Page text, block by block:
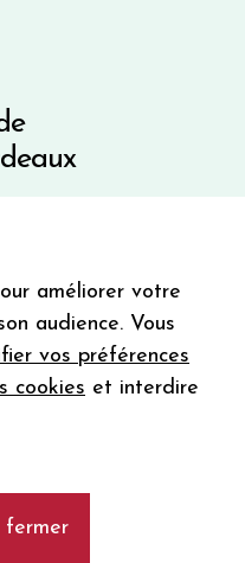
améliorer votre
audience. Vous
vos préférences
cookies et interdire
fermer
première commande
d'achat
de recevoir la newsletter de la